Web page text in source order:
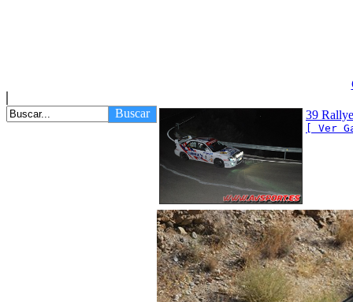
Buscar 39
[ Ver